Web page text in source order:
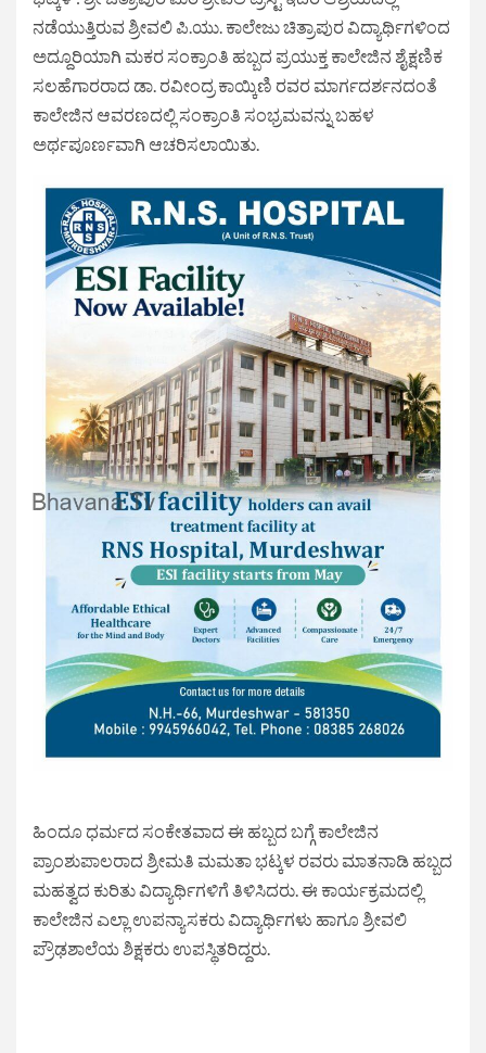
ನಡೆಯುತ್ತಿರುವ ಶ್ರೀವಲಿ ಪಿ.ಯು. ಕಾಲೇಜು ಚಿತ್ರಾಪುರ ವಿದ್ಯಾರ್ಥಿಗಳಿಂದ
ಅದ್ದೂರಿಯಾಗಿ ಮಕರ ಸಂಕ್ರಾಂತಿ ಹಬ್ಬದ ಪ್ರಯುಕ್ತ ಕಾಲೇಜಿನ ಶೈಕ್ಷಣಿಕ
ಸಲಹೆಗಾರರಾದ ಡಾ. ರವೀಂದ್ರ ಕಾಯ್ಕಿಣಿ ರವರ ಮಾರ್ಗದರ್ಶನದಂತೆ
ಕಾಲೇಜಿನ ಆವರಣದಲ್ಲಿ ಸಂಕ್ರಾಂತಿ ಸಂಭ್ರಮವನ್ನು ಬಹಳ
ಅರ್ಥಪೂರ್ಣವಾಗಿ ಆಚರಿಸಲಾಯಿತು.
ಹಿಂದೂ ಧರ್ಮದ ಸಂಕೇತವಾದ ಈ ಹಬ್ಬದ ಬಗ್ಗೆ ಕಾಲೇಜಿನ
ಪ್ರಾಂಶುಪಾಲರಾದ ಶ್ರೀಮತಿ ಮಮತಾ ಭಟ್ಕಳ ರವರು ಮಾತನಾಡಿ ಹಬ್ಬದ
ಮಹತ್ವದ ಕುರಿತು ವಿದ್ಯಾರ್ಥಿಗಳಿಗೆ ತಿಳಿಸಿದರು. ಈ ಕಾರ್ಯಕ್ರಮದಲ್ಲಿ
ಕಾಲೇಜಿನ ಎಲ್ಲಾ ಉಪನ್ಯಾಸಕರು ವಿದ್ಯಾರ್ಥಿಗಳು ಹಾಗೂ ಶ್ರೀವಲಿ
ಪ್ರೌಢಶಾಲೆಯ ಶಿಕ್ಷಕರು ಉಪಸ್ಥಿತರಿದ್ದರು.